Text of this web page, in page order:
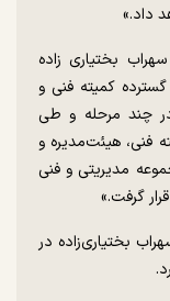
داد.»
بختیاری زاده
کمیته فنی و
در چند مرحله و طی
هیئت‌مدیره و
مدیریتی و فنی
گرفت.»
بختیاری‌زاده در